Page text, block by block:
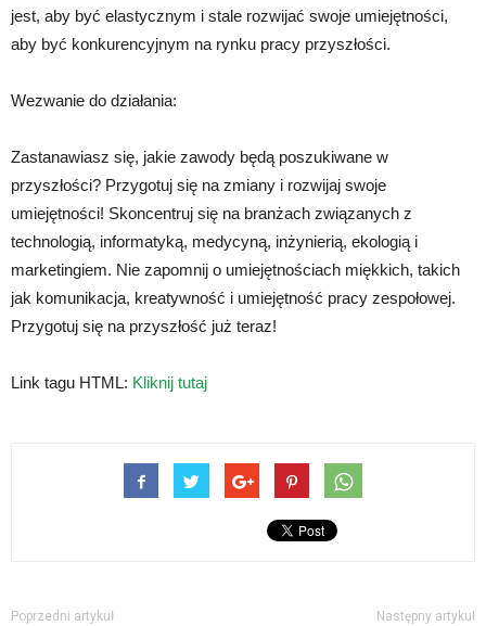
jest, aby być elastycznym i stale rozwijać swoje umiejętności,
aby być konkurencyjnym na rynku pracy przyszłości.
Wezwanie do działania:
Zastanawiasz się, jakie zawody będą poszukiwane w
przyszłości? Przygotuj się na zmiany i rozwijaj swoje
umiejętności! Skoncentruj się na branżach związanych z
technologią, informatyką, medycyną, inżynierią, ekologią i
marketingiem. Nie zapomnij o umiejętnościach miękkich, takich
jak komunikacja, kreatywność i umiejętność pracy zespołowej.
Przygotuj się na przyszłość już teraz!
Link tagu HTML: Kliknij tutaj
Poprzedni artykuł Następny artykuł